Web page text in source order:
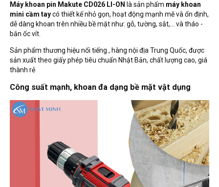
Máy khoan pin Makute CD026 LI-ON là sản phẩm máy khoan
mini cầm taycó thiết kế nhỏ gọn, hoạt động mạnh mẽ và ổn định,
dễ dàng khoan trên nhiều bề mặt như: gỗ, tường, sắt,... và tháo -
bắn ốc vít.
Sản phẩm thương hiệu nổi tiếng , hàng nội địa Trung Quốc, được
sản xuất theo giấy phép tiêu chuẩn Nhật Bản, chất lượng cao, giá
thành rẻ
Công suất mạnh, khoan đa dạng bề mặt vật dụng